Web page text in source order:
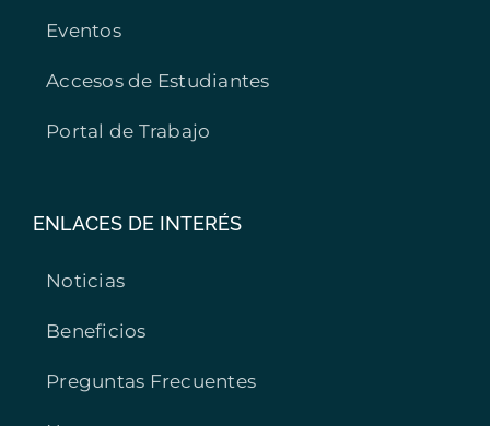
Eventos
Accesos de Estudiantes
Portal de Trabajo
ENLACES DE INTERÉS
Noticias
Beneficios
Preguntas Frecuentes